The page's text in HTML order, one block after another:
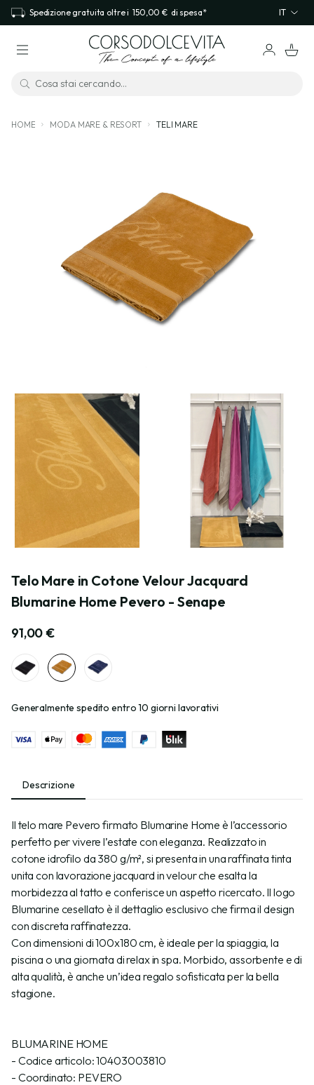
Spedizione gratuita oltre i 150,00 € di spesa* IT
HOME MODA MARE & RESORT TELI MARE
Telo Mare in Cotone Velour Jacquard
Blumarine Home Pevero - Senape
91,00 €
Generalmente spedito entro 10 giorni lavorativi
Descrizione
Il telo mare Pevero firmato Blumarine Home è l’accessorio
perfetto per vivere l’estate con eleganza. Realizzato in
cotone idrofilo da 380 g/m², si presenta in una raffinata tinta
unita con lavorazione jacquard in velour che esalta la
morbidezza al tatto e conferisce un aspetto ricercato. Il logo
Blumarine cesellato è il dettaglio esclusivo che firma il design
con discreta raffinatezza.
Con dimensioni di 100x180 cm, è ideale per la spiaggia, la
piscina o una giornata di relax in spa. Morbido, assorbente e di
alta qualità, è anche un’idea regalo sofisticata per la bella
stagione.
BLUMARINE HOME
- Codice articolo: 10403003810
- Coordinato: PEVERO